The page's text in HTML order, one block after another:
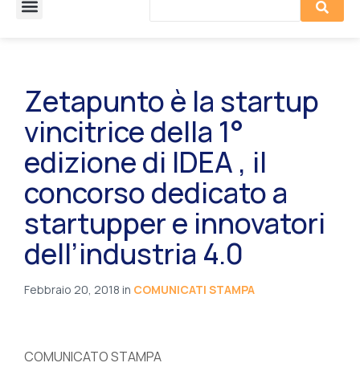
Zetapunto è la startup
vincitrice della 1°
edizione di IDEA , il
concorso dedicato a
startupper e innovatori
dell’industria 4.0
Febbraio 20, 2018 in COMUNICATI STAMPA
COMUNICATO STAMPA